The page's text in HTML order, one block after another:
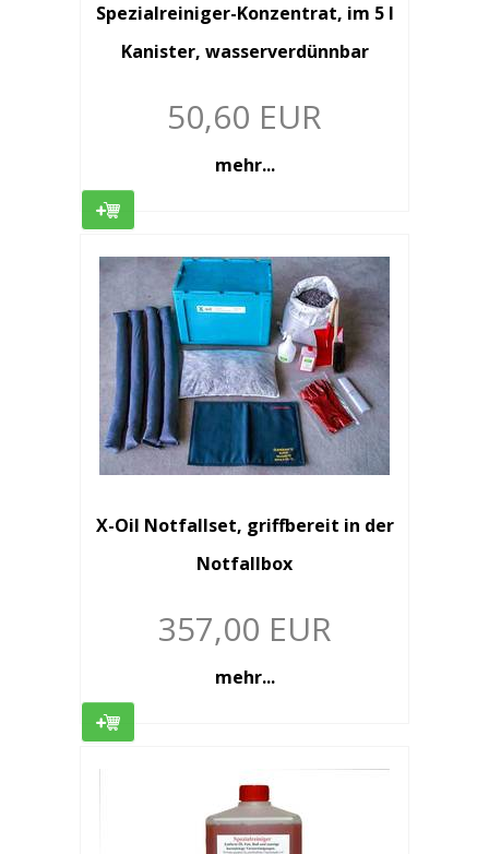
Spezialreiniger-Konzentrat, im 5 l
Kanister, wasserverdünnbar
50,60 EUR
mehr...
X-Oil Notfallset, griffbereit in der
Notfallbox
357,00 EUR
mehr...